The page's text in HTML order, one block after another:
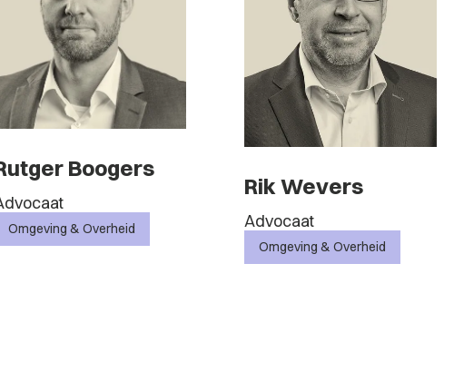
Boogers
Omgeving & Overheid
Rik Wevers
Advocaat
Omgeving & Overheid